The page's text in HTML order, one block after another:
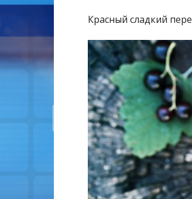
Красный сладкий